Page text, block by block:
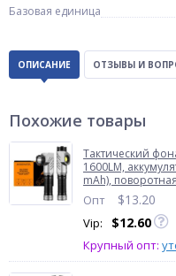
Базовая единица
ОПИСАНИЕ ОТЗЫВЫ И
Похожие товары
Тактический
1600LM,
mAh),
Опт $13.20
Vip: $12.60
Крупный опт: